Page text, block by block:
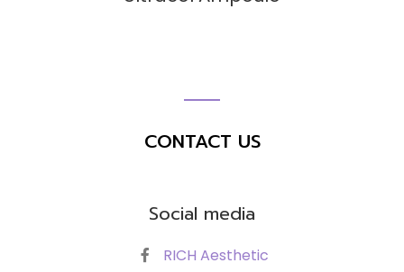
CONTACT US
Social media
RICH Aesthetic